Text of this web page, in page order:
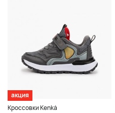
акция
Кроссовки Kenkä